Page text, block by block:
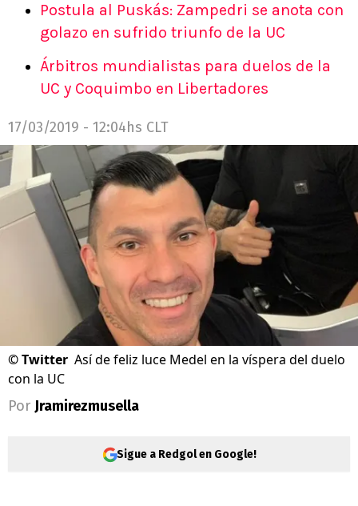
Postula al Puskás: Zampedri se anota con
golazo en sufrido triunfo de la UC
Árbitros mundialistas para duelos de la
UC y Coquimbo en Libertadores
17/03/2019 - 12:04hs CLT
©Twitter Así de feliz luce Medel en la víspera del duelo
con la UC
Por Jramirezmusella
Sigue a Redgol en Google!